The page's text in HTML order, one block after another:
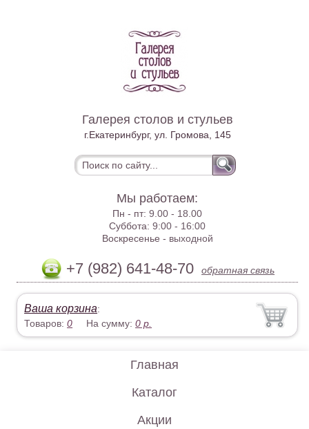
Галерея столов и стульев
г.Екатеринбург, ул. Громова, 145
Мы работаем:
Пн - пт:9.00 - 18.00
Суббота:9:00 - 16:00
Воскресенье - выходной
+7 (982) 641-48-70 обратная связь
Ваша корзина:
Товаров:0 На сумму:0 р.
Главная
Каталог
Акции